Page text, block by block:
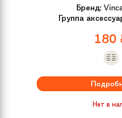
Бренд:
Группа
180
Нет в